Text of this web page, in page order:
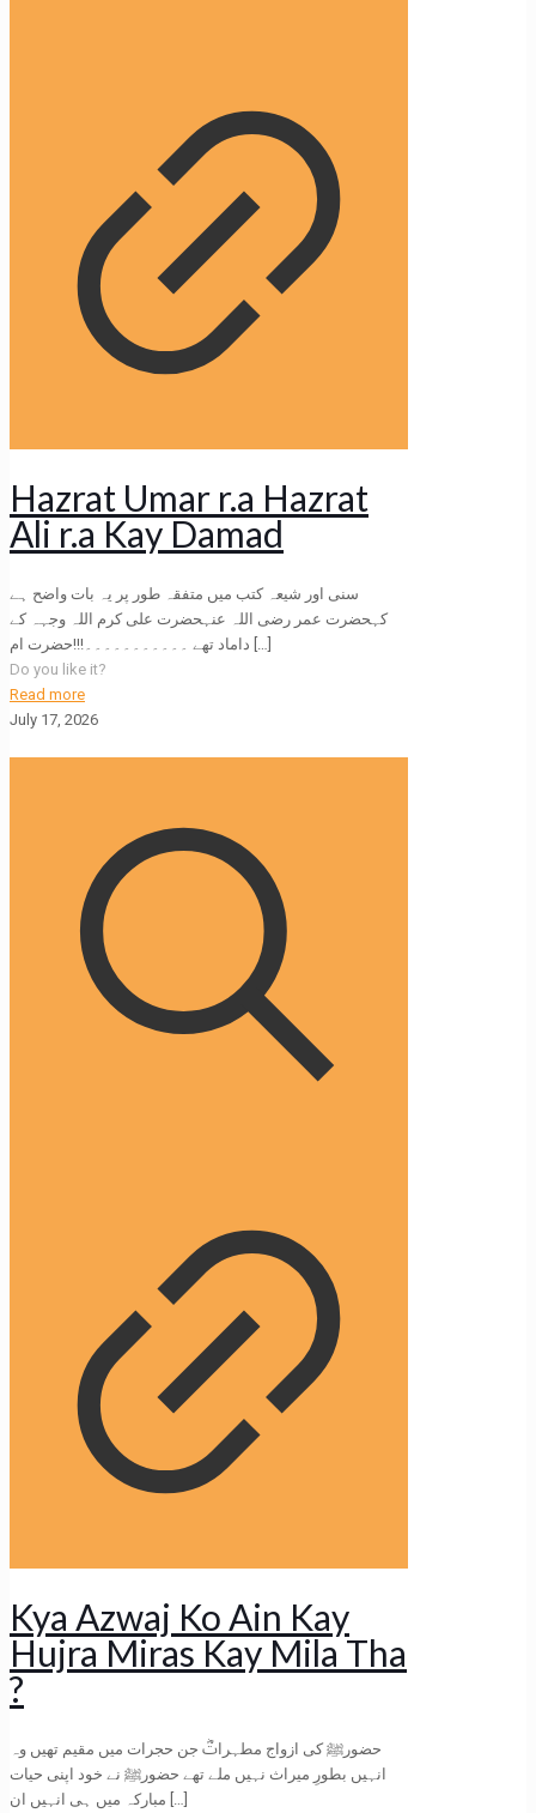
Hazrat Umar r.a Hazrat
Ali r.a Kay Damad
سنی اور شیعہ کتب میں متفقہ طور پر یہ بات واضح ہے
کہحضرت عمر رضی اللہ عنہحضرت علی کرم اللہ وجہہ کے
داماد تھے ۔۔۔۔۔۔۔۔۔۔۔!!!حضرت ام […]
Do you like it?
Read more
July 17, 2026
Kya Azwaj Ko Ain Kay
Hujra Miras Kay Mila Tha
?
حضورﷺ کی ازواج مطہراتؓ جن حجرات میں مقیم تھیں وہ
انہیں بطورِ میراث نہیں ملے تھے حضورﷺ نے خود اپنی حیات
مبارکہ میں ہی انہیں ان […]